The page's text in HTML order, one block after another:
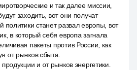
и так далее миссии,
заходить, вот они получат
политики станет развал европы, вот
в который себя европа загнала
пакеты против России, как
от рынков сбыта.
и от рынков энергетики.